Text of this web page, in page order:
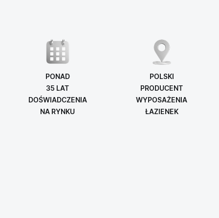
PONAD
35 LAT
DOŚWIADCZENIA
NA RYNKU
POLSKI
PRODUCENT
WYPOSAŻENIA
ŁAZIENEK